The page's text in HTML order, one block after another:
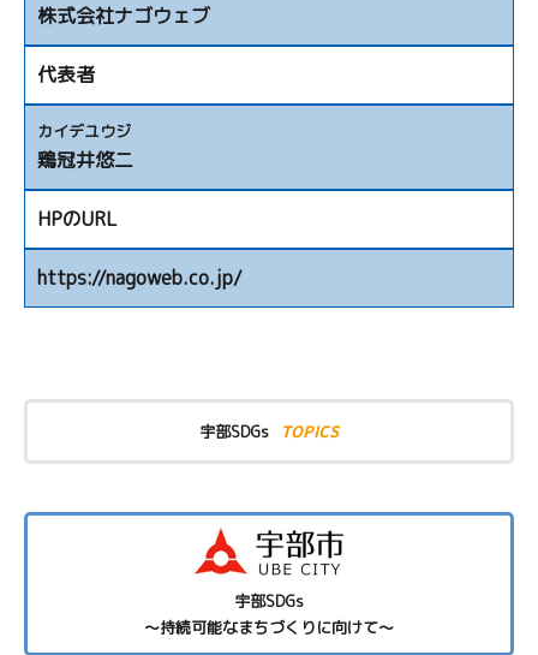
株式会社ナゴウェブ
代表者
カイデユウジ
鶏冠井悠二
HPのURL
https://nagoweb.co.jp/
宇部SDGs TOPICS
宇部SDGs
～持続可能なまちづくりに向けて～